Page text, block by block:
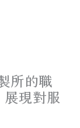
所的職
現對服